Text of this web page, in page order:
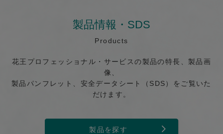
製品情報・SDS
Products
花王プロフェッショナル・サービスの製品の特長、製品画
像、
製品パンフレット、安全データシート（SDS）をご覧いた
だけます。
製品を探す